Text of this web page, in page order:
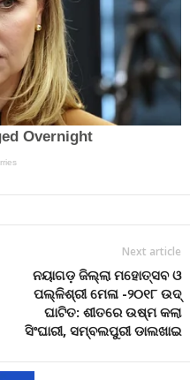
Next article
ନୟାଗଡ଼ ଜିଲ୍ଲା ମହୋତ୍ସବ ଓ
ପଲ୍ଳିଶ୍ରୀ ମେଳା -୨୦୧୮ ଉଦ୍
ଘାଟିତ: ଶୀତରେ ଉଷ୍ମ କଲା
ସିଂଘାରୀ, ସମ୍ବଲପୁରୀ ଡାଲଖାଇ